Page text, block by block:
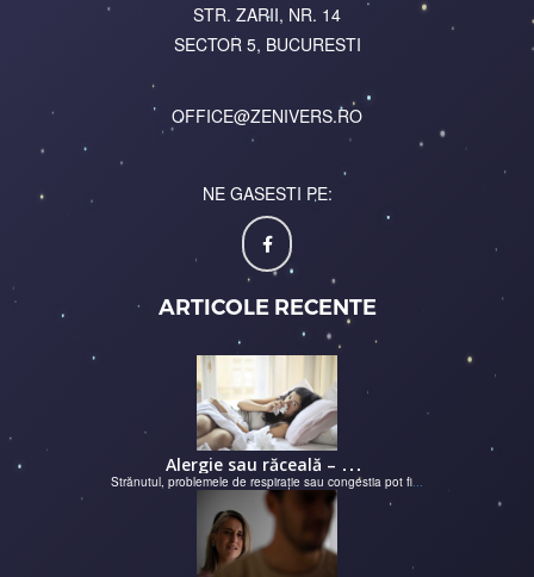
STR. ZARII, NR. 14
SECTOR 5, BUCURESTI
OFFICE@ZENIVERS.RO
NE GASESTI PE:
ARTICOLE RECENTE
A
lergie sau răceală – cum îţi dai seama de ce suferi și de ce conteaz...
Strănutul, problemele de respirație sau congestia pot fi